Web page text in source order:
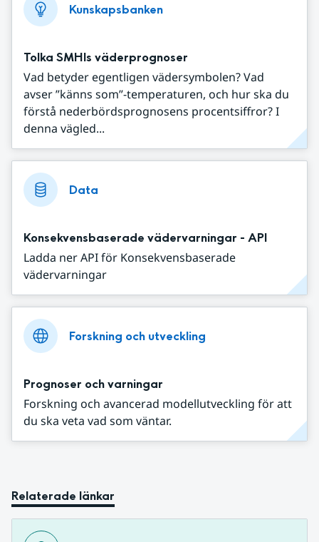
Kunskapsbanken
Tolka SMHIs väderprognoser
Vad betyder egentligen vädersymbolen? Vad
avser ”känns som”-temperaturen, och hur ska du
förstå nederbördsprognosens procentsiffror? I
denna vägled...
Data
Konsekvensbaserade vädervarningar - API
Ladda ner API för Konsekvensbaserade
vädervarningar
Forskning och utveckling
Prognoser och varningar
Forskning och avancerad modellutveckling för att
du ska veta vad som väntar.
Relaterade länkar